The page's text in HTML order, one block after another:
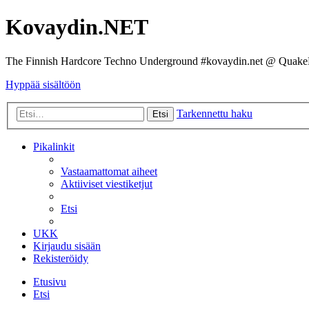
Kovaydin.NET
The Finnish Hardcore Techno Underground #kovaydin.net @
Hyppää sisältöön
Etsi Tarkennettu haku
Pikalinkit
Vastaamattomat aiheet
Aktiiviset viestiketjut
Etsi
UKK
Kirjaudu sisään
Rekisteröidy
Etusivu
Etsi